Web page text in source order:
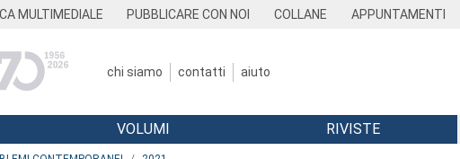
MULTIMEDIALE PUBBLICARE CON NOI COLLANE APPUNTAMENTI
chi siamo contatti aiuto
VOLUMI RIVISTE